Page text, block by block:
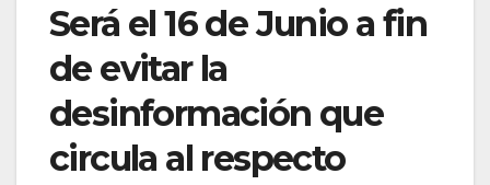
Será el 16 de Junio a fin
de evitar la
desinformación que
circula al respecto